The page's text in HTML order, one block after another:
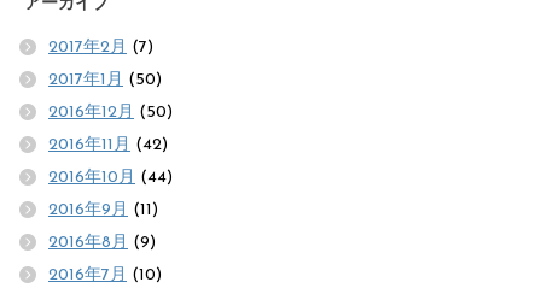
アーカイブ
2017年2月 (7)
2017年1月 (50)
2016年12月 (50)
2016年11月 (42)
2016年10月 (44)
2016年9月 (11)
2016年8月 (9)
2016年7月 (10)